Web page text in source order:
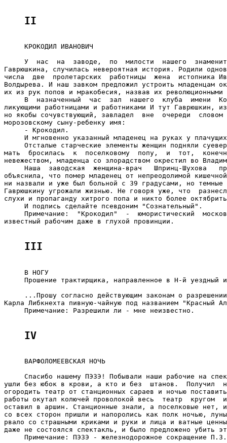
II
     КРОКОДИЛ ИВАНОВИЧ
У  нас  на  заводе,  по  милости  нашего
Гаврюшкина, случилась невероятная история. Родили
числа  две  пролетарских  работницы  жена  истопника
Волдырева. И наш завком предложил устроить младенцам
их из рук попов и мракобесия, назвав их революционными
В  назначенный  час  зал  нашего  клуба  имени
ликующими работницами и работниками И тут Гаврюшкин,
но якобы сочувствующий, завладел  вне  очереди
морозовскому сыну-ребенку имя:
     - Крокодил.
И мгновенно указанный младенец на руках у
Отсталые старческие элементы женщин подняли
мать  бросилась  к  поселковому  попу,  и  тот,
невежеством, младенца со злорадством окрестил во
Наша  заводская  женщина-врач   Шпринц-Шухова
объяснила, что помер младенец от непреодолимой
ни назвали и уже был больной с 39 градусами, но
Гаврюшкину угрожали жизнью. Не говоря уже, что
слухи и пропаганду хитрого попа и никто более
     И подпись сделайте псевдоним "Сознательный".
Примечание:  "Крокодил"  -  юмористический
известный рабочим даже в глухой провинции.
III
     В НОГУ
Прошение трактирщика, направленное в Н-й уездный
...Прошу согласно действующим законам о
Карла Либкнехта пивную-чайную под названием "Красный
     Примечание: Разрешили ли - мне неизвестно.
IV
     ВАРФОЛОМЕЕВСКАЯ НОЧЬ
Спасибо нашему ПЭЗЭ! Побывали наши рабочие на
ушли без юбок в крови, а кто и без  штанов.  Получил
огородить театр от станционных сараев и ночью
работы окутал колючей проволокой весь  театр
оставил в аршин. Станционные знали, а поселковые нет,
со всех сторон пришли и напоролись как полк ночью,
рвало со страшными криками и руки и лица и ватные
даже не состоялся спектакль, и было предложено убить
Примечание: ПЭЗЭ - железнодорожное сокращение